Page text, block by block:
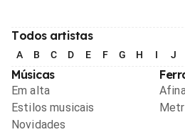
Todos artistas
A B C D E F G H I J
Músicas
Em alta
Estilos musicais
Novidades